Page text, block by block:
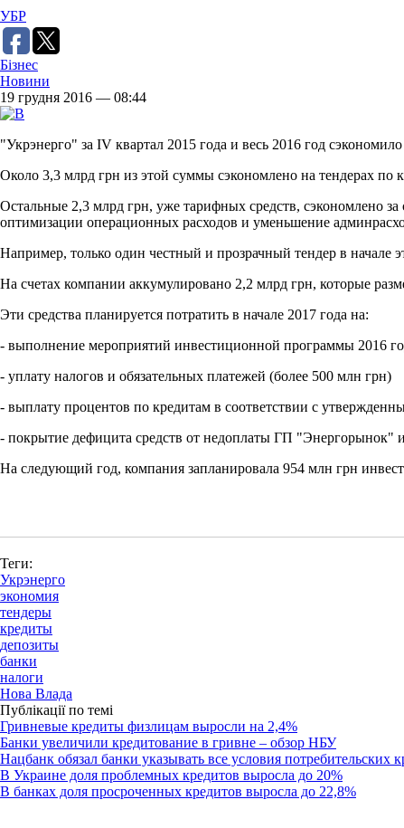
УБР
Бізнес
Новини
19 грудня 2016 — 08:44
"Укрэнерго" за IV квартал 2015 года и весь 2016 год
Около 3,3 млрд грн из этой суммы сэкономлено на тендерах
Остальные 2,3 млрд грн, уже тарифных средств, сэкономлено
оптимизации операционных расходов и уменьшение
Например, только один честный и прозрачный тендер в начале
На счетах компании аккумулировано 2,2 млрд грн, которые
Эти средства планируется потратить в начале 2017 года на:
- выполнение мероприятий инвестиционной программы 2016
- уплату налогов и обязательных платежей (более 500 млн грн)
- выплату процентов по кредитам в соответствии с
- покрытие дефицита средств от недоплаты ГП "Энергорынок"
На следующий год, компания запланировала 954 млн грн
Теги:
Укрэнерго
экономия
тендеры
кредиты
депозиты
банки
налоги
Нова Влада
Публікації по темі
Гривневые кредиты физлицам выросли на 2,4%
Банки увеличили кредитование в гривне – обзор НБУ
Нацбанк обязал банки указывать все условия потребительских
В Украине доля проблемных кредитов выросла до 20%
В банках доля просроченных кредитов выросла до 22,8%